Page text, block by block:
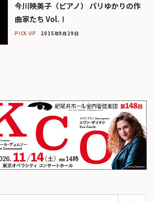
今川映美子（ピアノ） パリゆかりの作
曲家たち Vol.Ⅰ
PICK UP 2015年9月29日